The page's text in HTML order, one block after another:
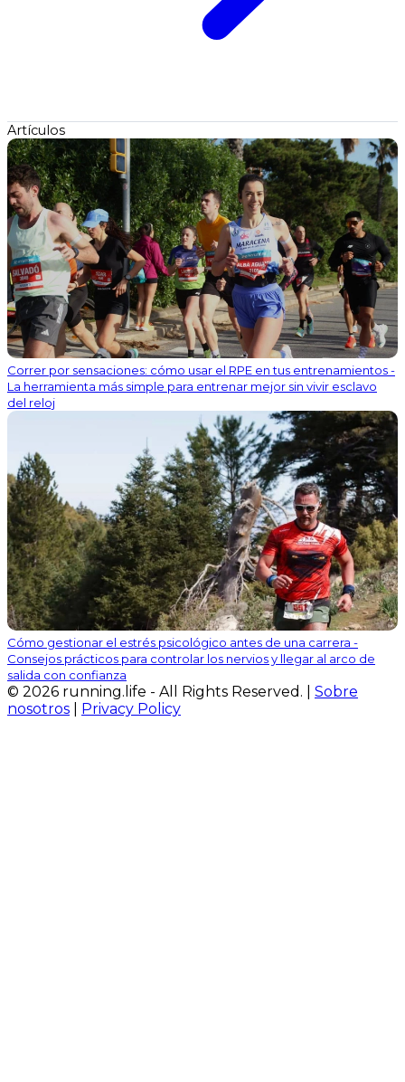
Artículos
Correr por sensaciones: cómo usar el RPE en tus entrenamientos -
La herramienta más simple para entrenar mejor sin vivir esclavo
del reloj
Cómo gestionar el estrés psicológico antes de una carrera -
Consejos prácticos para controlar los nervios y llegar al arco de
salida con confianza
© 2026 running.life - All Rights Reserved. | Sobre
nosotros
Privacy Policy